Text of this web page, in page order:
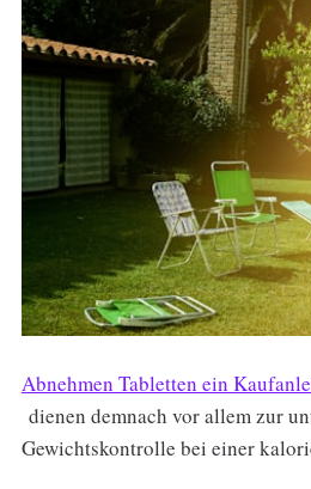
Abnehmen Tabletten ein
dienen demnach vor allem zur
Gewichtskontrolle bei einer